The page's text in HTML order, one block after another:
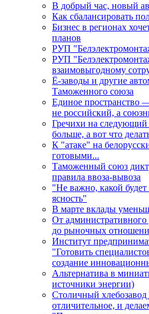
В добрый час, новый
Как сбалансировать
Бизнес в регионах
планов
РУП
РУП
взаимовыгодному
Ё-заводы и другие
Таможенного союза
Единое пространство
не российский, а
Гречихи на
больше, а вот что
К "атаке" на
готовыми...
Таможенный союз
правила ввоза-вывоза
"Не важно, какой
ясность"
В марте вклады
От
до рыночных
Институт
"Готовить
создание
Альтернатива в
источники энергии)
Столичный
отличительное, и